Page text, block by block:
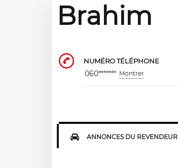
Brahim
NUMÉRO TÉLÉPHONE
060******* Montrer
ANNONCES DU REVENDEUR